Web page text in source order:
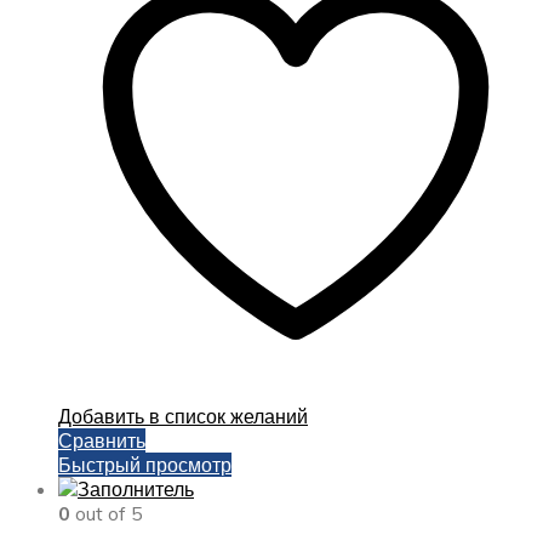
Добавить в список желаний
Сравнить
Быстрый просмотр
0 out of 5